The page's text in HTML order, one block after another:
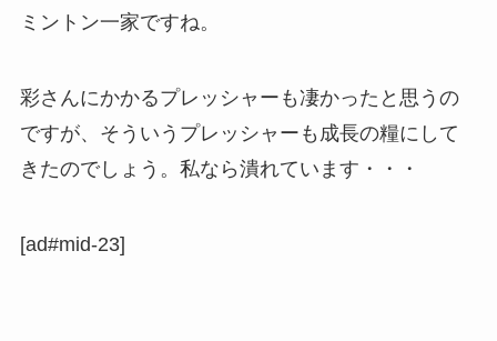
ミントン一家ですね。
彩さんにかかるプレッシャーも凄かったと思うの
ですが、そういうプレッシャーも成長の糧にして
きたのでしょう。私なら潰れています・・・
[ad#mid-23]